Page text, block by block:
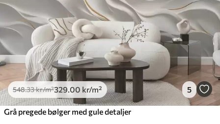
548.33kr/m²329 .00 kr/m² 5
Grå pregede bølger med gule detaljer